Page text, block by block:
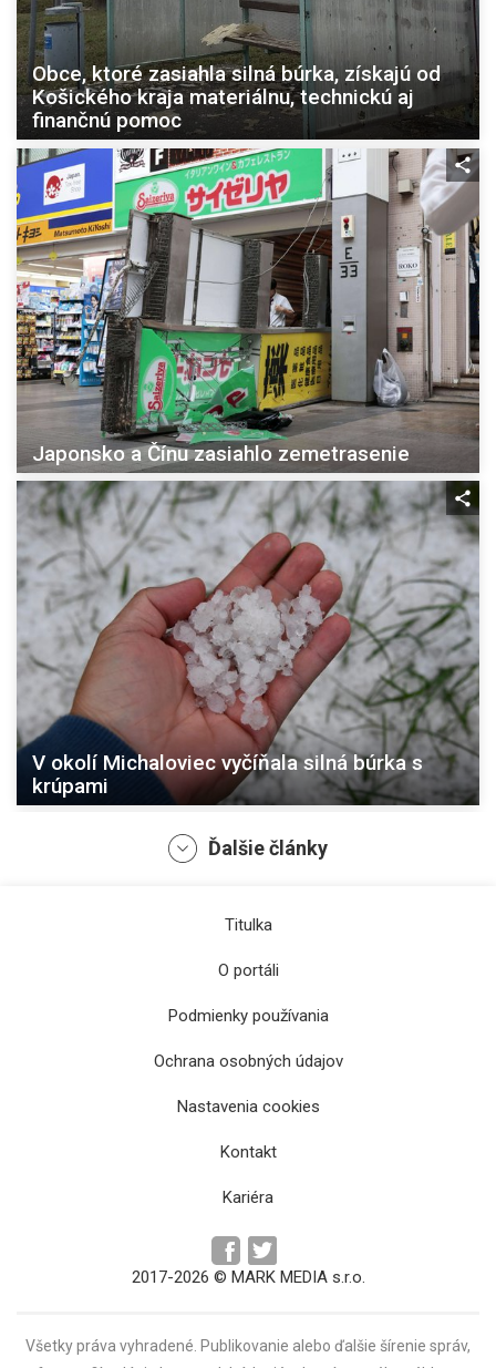
Obce, ktoré zasiahla silná búrka, získajú od
Košického kraja materiálnu, technickú aj
finančnú pomoc
Japonsko a Čínu zasiahlo zemetrasenie
V okolí Michaloviec vyčíňala silná búrka s
krúpami
Pre požiare vo Francúzsku nariadil Macron
mobilizáciu armády
Ďalšie články
Titulka
O portáli
Podmienky používania
Ochrana osobných údajov
Nastavenia cookies
Kontakt
Kariéra
2017-2026 © MARK MEDIA s.r.o.
Všetky práva vyhradené. Publikovanie alebo ďalšie šírenie správ,